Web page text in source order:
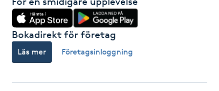
Gelenaglar
Gellack
Gellack med förstärkning
Gravidmassage
Bokadirekt för företag
Läs mer Företagsinloggning